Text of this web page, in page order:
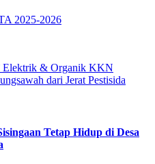
2025-2026
Tetap Hidup di Desa